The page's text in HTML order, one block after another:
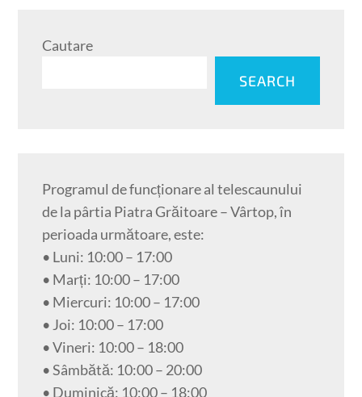
Cautare
SEARCH
Programul de funcționare al telescaunului
de la pârtia Piatra Grăitoare – Vârtop, în
perioada următoare, este:
• Luni: 10:00 – 17:00
• Marți: 10:00 – 17:00
• Miercuri: 10:00 – 17:00
• Joi: 10:00 – 17:00
• Vineri: 10:00 – 18:00
• Sâmbătă: 10:00 – 20:00
• Duminică: 10:00 – 18:00